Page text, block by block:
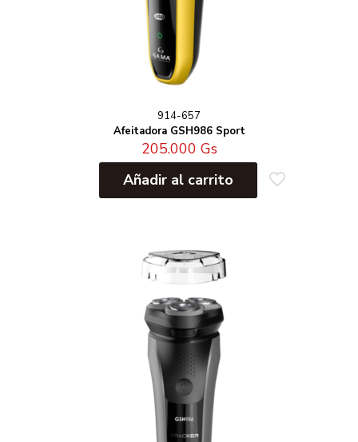
914-657
Afeitadora GSH986 Sport
205.000 Gs
Añadir al carrito